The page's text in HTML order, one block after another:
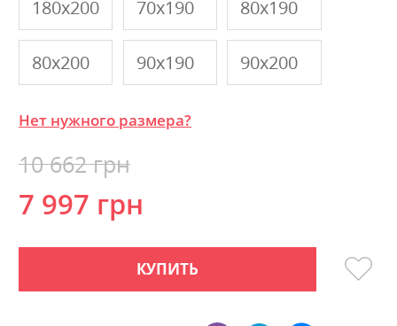
180х200 70х190 80х190
80х200 90х190 90х200
Нет нужного размера?
7 997 грн
10 662 грн
КУПИТЬ